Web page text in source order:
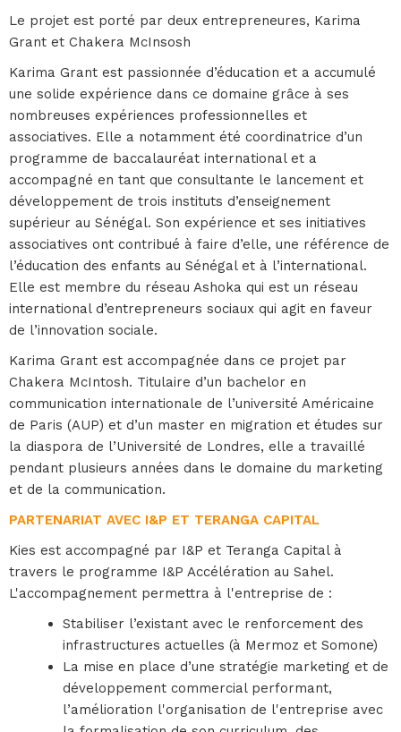
Le projet est porté par deux entrepreneures, Karima
Grant et Chakera McInsosh
Karima Grant est passionnée d’éducation et a accumulé
une solide expérience dans ce domaine grâce à ses
nombreuses expériences professionnelles et
associatives. Elle a notamment été coordinatrice d’un
programme de baccalauréat international et a
accompagné en tant que consultante le lancement et
développement de trois instituts d’enseignement
supérieur au Sénégal. Son expérience et ses initiatives
associatives ont contribué à faire d’elle, une référence de
l’éducation des enfants au Sénégal et à l’international.
Elle est membre du réseau Ashoka qui est un réseau
international d’entrepreneurs sociaux qui agit en faveur
de l’innovation sociale.
Karima Grant est accompagnée dans ce projet par
Chakera McIntosh. Titulaire d’un bachelor en
communication internationale de l’université Américaine
de Paris (AUP) et d’un master en migration et études sur
la diaspora de l’Université de Londres, elle a travaillé
pendant plusieurs années dans le domaine du marketing
et de la communication.
PARTENARIAT AVEC I&P ET TERANGA CAPITAL
Kies est accompagné par I&P et Teranga Capital à
travers le programme I&P Accélération au Sahel.
L'accompagnement permettra à l'entreprise de :
Stabiliser l’existant avec le renforcement des
infrastructures actuelles (à Mermoz et Somone)
La mise en place d’une stratégie marketing et de
développement commercial performant,
l’amélioration l'organisation de l'entreprise avec